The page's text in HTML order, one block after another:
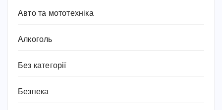
Авто та мототехніка
Алкоголь
Без категорії
Безпека